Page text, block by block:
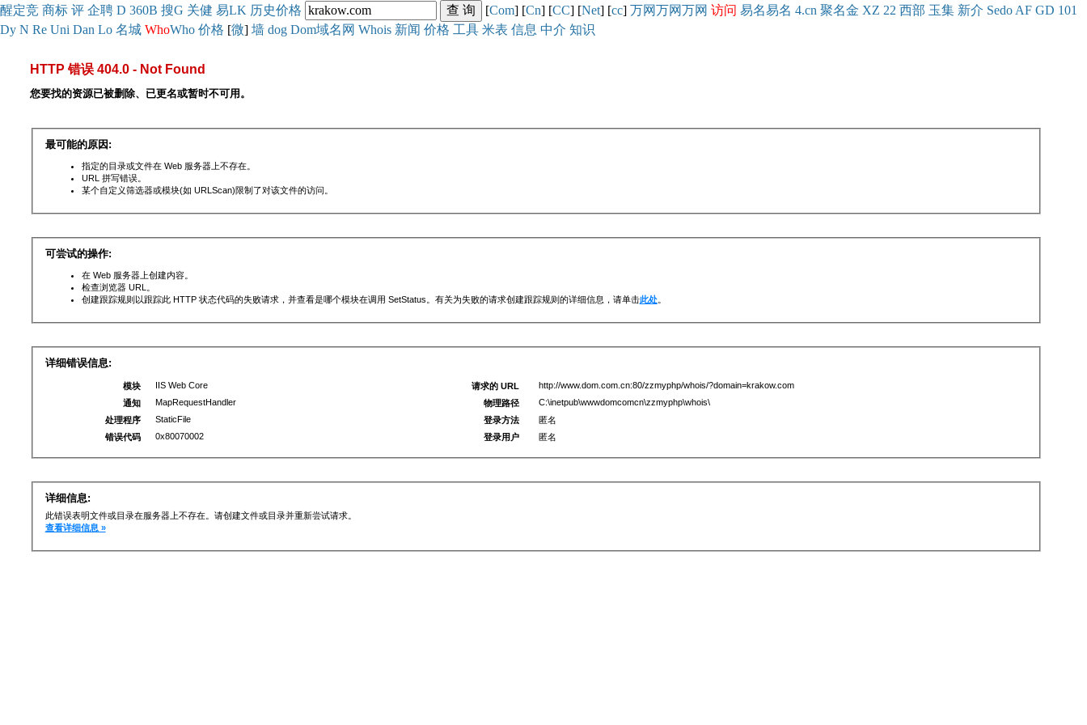
醒定竞 商标 评 企聘 D 360B 搜G 关健 易LK 历史价格 [Com] [Cn] [CC] [Net] [cc] 万网万网万网 访问 易名易名 4.cn 聚名金 XZ 22 西部 玉集 新介 Sedo AF GD 101
Dy N Re Uni Dan Lo 名城 WhoWho 价格 [微] 墙 dog Dom域名网 Whois 新闻 价格 工具 米表 信息 中介 知识